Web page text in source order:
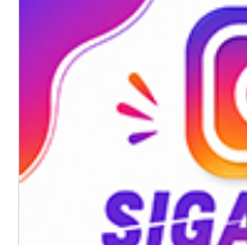
07/08/2026 | 07:00
Jordan Hang leva estratégias de
Brusque
ITAPEMA